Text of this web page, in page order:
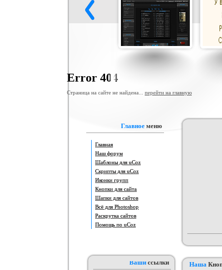
Шаблон для сайтов музыкальной
Шаблон для Ucoz : Irene
Шаблон
Error 404
Страница на сайте не найдена... перейти на главную
Главное меню
Главная
Наш форум
Шаблоны для uCoz
Скрипты для uCoz
Иконки групп
Кнопки для сайта
Шапки для сайтов
Всё для Photoshop
Раскрутка сайтов
Помощь по uCoz
Ваши ссылки Наша